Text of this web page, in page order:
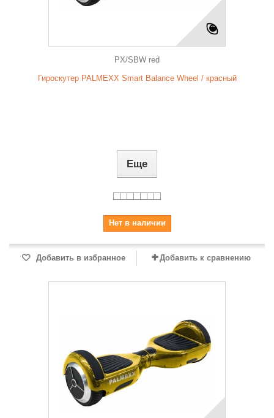
PX/SBW red
Гироскутер PALMEXX Smart Balance Wheel / красный
Еще
Нет в наличии
Добавить в избранное Добавить к сравнению